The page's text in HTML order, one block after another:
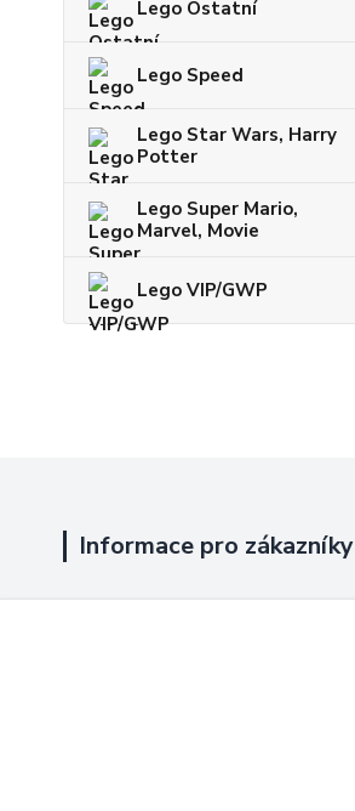
Lego Ostatní
Lego Speed
Lego Star Wars, Harry
Potter
Lego Super Mario,
Marvel, Movie
Lego VIP/GWP
Informace pro zákazníky